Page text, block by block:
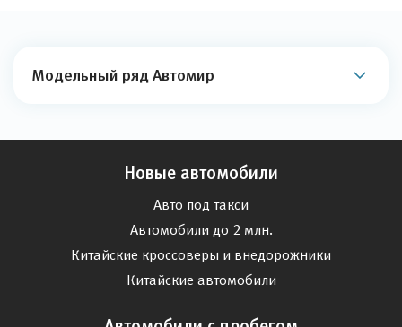
Модельный ряд Автомир
Новые автомобили
Авто под такси
Автомобили до 2 млн.
Китайские кроссоверы и внедорожники
Китайские автомобили